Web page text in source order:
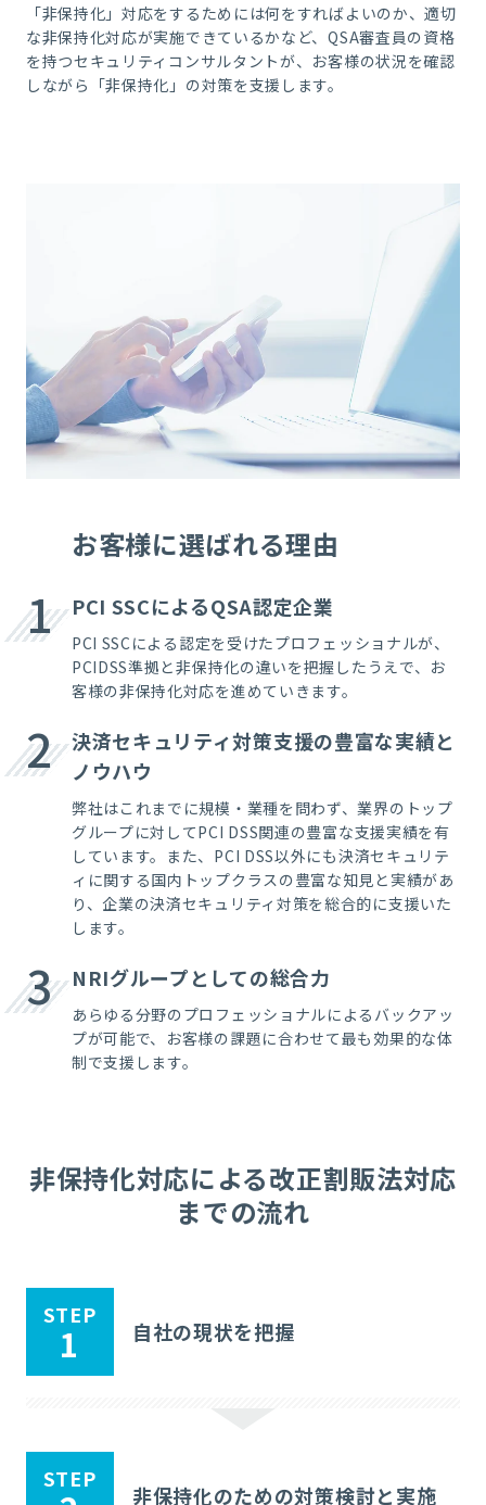
「非保持化」対応をするためには何をすればよいのか、適切
な非保持化対応が実施できているかなど、QSA審査員の資格
を持つセキュリティコンサルタントが、お客様の状況を確認
しながら「非保持化」の対策を支援します。
お客様に選ばれる理由
1 PCI SSCによるQSA認定企業
PCI SSCによる認定を受けたプロフェッショナルが、
PCIDSS準拠と非保持化の違いを把握したうえで、お
客様の非保持化対応を進めていきます。
2
決済セキュリティ対策支援の豊富な実績と
ノウハウ
弊社はこれまでに規模・業種を問わず、業界のトップ
グループに対してPCI DSS関連の豊富な支援実績を有
しています。また、PCI DSS以外にも決済セキュリテ
ィに関する国内トップクラスの豊富な知見と実績があ
り、企業の決済セキュリティ対策を総合的に支援いた
します。
3 NRIグループとしての総合力
あらゆる分野のプロフェッショナルによるバックアッ
プが可能で、お客様の課題に合わせて最も効果的な体
制で支援します。
非保持化対応による改正割販法対応
までの流れ
STEP
1 自社の現状を把握
STEP
非保持化のための対策検討と実施